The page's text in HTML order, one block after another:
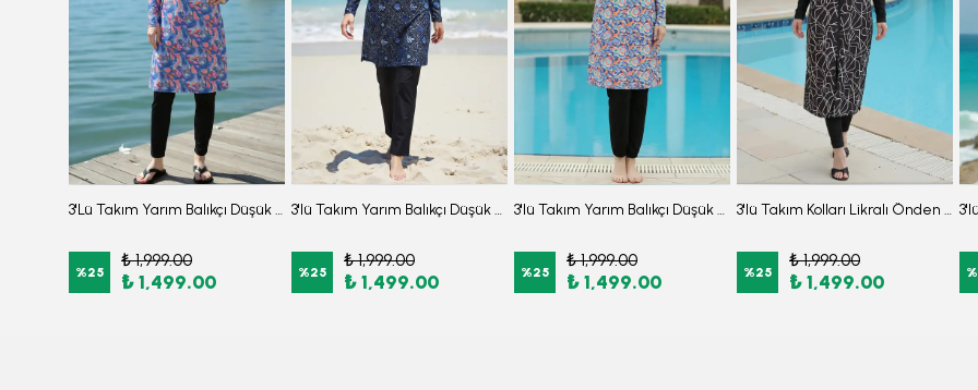
3'Lü Takım Yarım Balıkçı Düşük Omuz Yarasakol Likralı Kumaş Burkini Tesettür Mayo D48
%25
₺ 1,999.00
₺ 1,499.00
3'lü Takım Yarım Balıkçı Düşük Omuz Yarasakol Likralı Kumaş Burkini Tesettür Mayo D32
%25
₺ 1,999.00
₺ 1,499.00
3'lü Takım Yarım Balıkçı Düşük Omuz Yarasakol Likralı Kumaş Burkini Tesettür Mayo D49
%25
₺ 1,999.00
₺ 1,499.00
3'lü Takım Kolları Likralı Önden Fermuarlı Yırtmaçlı Maksi Burkini Tesettür Mayo D26
%25
₺ 1,999.00
₺ 1,499.00 %